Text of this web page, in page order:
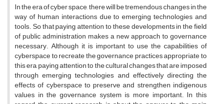
In the era of cyber space, there will be tremendous changes in the
way of human interactions due to emerging technologies and
tools. So that paying attention to these developments in the field
of public administration makes a new approach to governance
necessary. Although it is important to use the capabilities of
cyberspace to recreate the governance practices appropriate to
this era, paying attention to the cultural changes that are imposed
through emerging technologies and effectively directing the
effects of cyberspace to preserve and strengthen indigenous
values in the governance system is more important. In this